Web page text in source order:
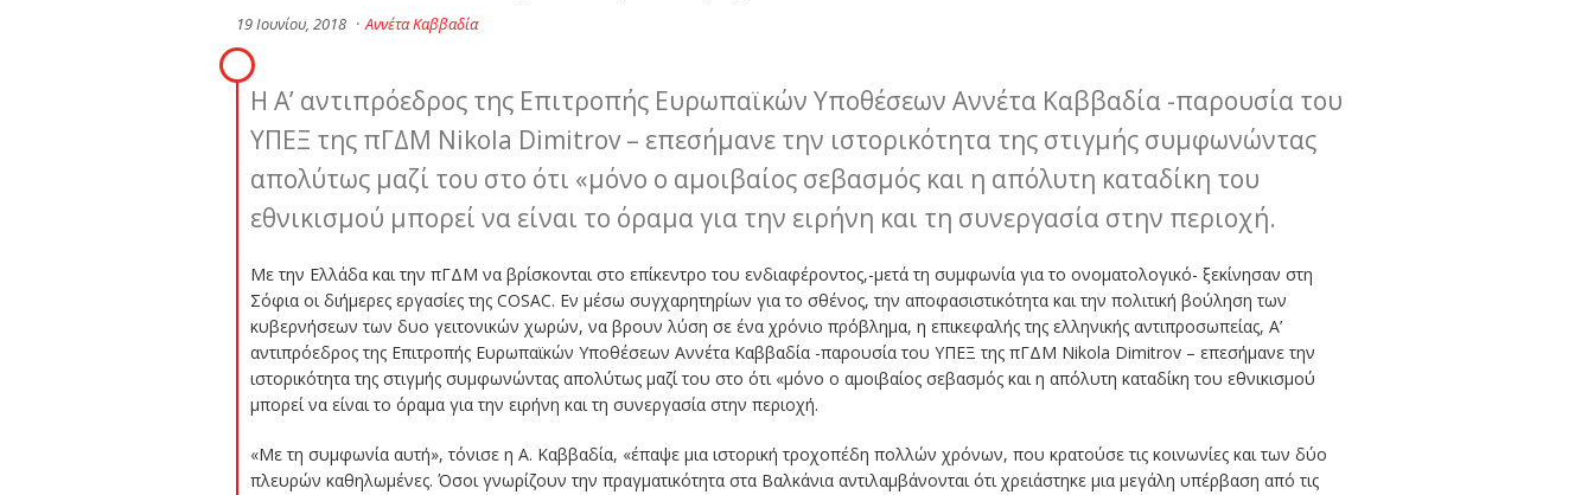
19 Ιουνίου, 2018 · Αννέτα Καββαδία
Η Α’ αντιπρόεδρος της Επιτροπής Ευρωπαϊκών Υποθέσεων Αννέτα Καββαδία -παρουσία του
ΥΠΕΞ της πΓΔΜ Nikola Dimitrov – επεσήμανε την ιστορικότητα της στιγμής συμφωνώντας
απολύτως μαζί του στο ότι «μόνο ο αμοιβαίος σεβασμός και η απόλυτη καταδίκη του
εθνικισμού μπορεί να είναι το όραμα για την ειρήνη και τη συνεργασία στην περιοχή.
Με την Ελλάδα και την πΓΔΜ να βρίσκονται στο επίκεντρο του ενδιαφέροντος,-μετά τη συμφωνία για το ονοματολογικό- ξεκίνησαν στη
Σόφια οι διήμερες εργασίες της COSAC. Εν μέσω συγχαρητηρίων για το σθένος, την αποφασιστικότητα και την πολιτική βούληση των
κυβερνήσεων των δυο γειτονικών χωρών, να βρουν λύση σε ένα χρόνιο πρόβλημα, η επικεφαλής της ελληνικής αντιπροσωπείας, Α’
αντιπρόεδρος της Επιτροπής Ευρωπαϊκών Υποθέσεων Αννέτα Καββαδία -παρουσία του ΥΠΕΞ της πΓΔΜ Nikola Dimitrov – επεσήμανε την
ιστορικότητα της στιγμής συμφωνώντας απολύτως μαζί του στο ότι «μόνο ο αμοιβαίος σεβασμός και η απόλυτη καταδίκη του εθνικισμού
μπορεί να είναι το όραμα για την ειρήνη και τη συνεργασία στην περιοχή.
«Με τη συμφωνία αυτή», τόνισε η Α. Καββαδία, «έπαψε μια ιστορική τροχοπέδη πολλών χρόνων, που κρατούσε τις κοινωνίες και των δύο
πλευρών καθηλωμένες. Όσοι γνωρίζουν την πραγματικότητα στα Βαλκάνια αντιλαμβάνονται ότι χρειάστηκε μια μεγάλη υπέρβαση από τις